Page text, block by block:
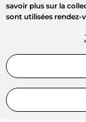
savoir plus sur la
sont utilisées rendez-